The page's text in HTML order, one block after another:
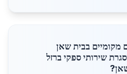
מקומיים בבית שאן
שירותי ספקי ברזל